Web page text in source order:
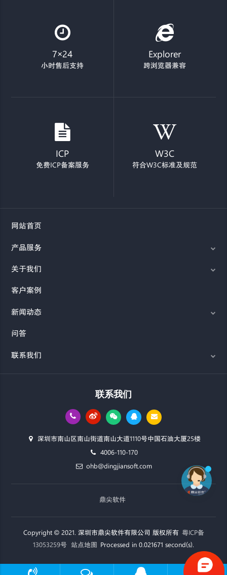
7×24
小时售后支持
Explorer
跨浏览器兼容
ICP
免费ICP备案服务
W3C
符合W3C标准及规范
网站首页
产品服务
关于我们
客户案例
新闻动态
问答
联系我们
联系我们
深圳市南山区南山街道南山大道1110号中国石油大厦25楼
4006-110-170
ohb@dingjiansoft.com
鼎尖软件
Copyright © 2021. 深圳市鼎尖软件有限公司 版权所有 粤ICP备
13053259号 站点地图 Processed in 0.021671 second(s).